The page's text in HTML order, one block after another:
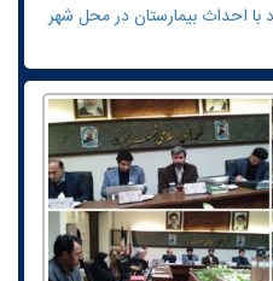
احداث بیمارستان در محل شهر